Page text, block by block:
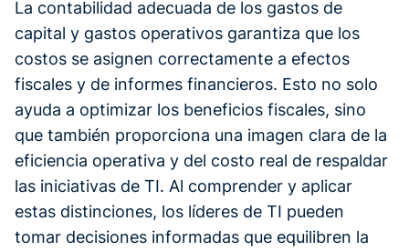
La contabilidad adecuada de los gastos de
capital y gastos operativos garantiza que los
costos se asignen correctamente a efectos
fiscales y de informes financieros. Esto no solo
ayuda a optimizar los beneficios fiscales, sino
que también proporciona una imagen clara de la
eficiencia operativa y del costo real de respaldar
las iniciativas de TI. Al comprender y aplicar
estas distinciones, los líderes de TI pueden
tomar decisiones informadas que equilibren la